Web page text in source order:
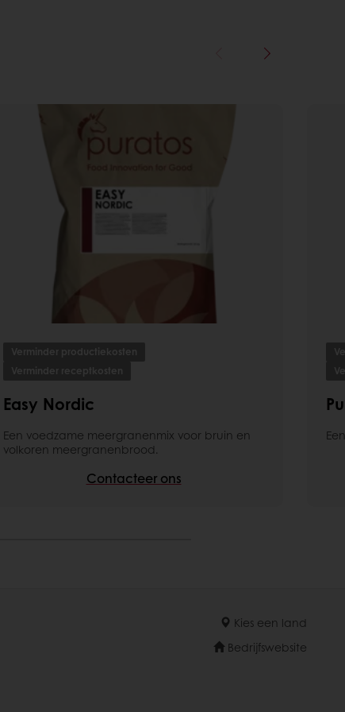
Verminder productiekosten
Verminder receptkosten
Easy Nordic
Een voedzame meergranenmix voor bruin en
volkoren meergranenbrood.
Contacteer ons
Kies een land
Bedrijfswebsite